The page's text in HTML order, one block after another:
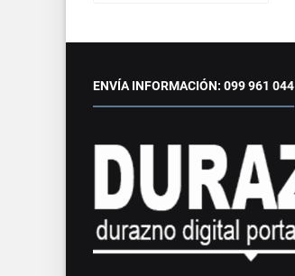
ENVÍA INFORMACIÓN: 099 961 044